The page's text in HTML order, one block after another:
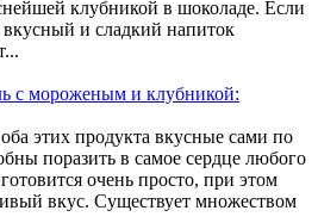
клубникой в шоколаде. Если
вкусный и сладкий напиток
с мороженым и клубникой:
этих продукта вкусные сами по
поразить в самое сердце любого
очень просто, при этом
вкус. Существует множеством